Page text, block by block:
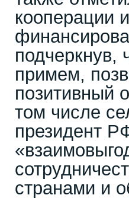
кооперации
подчеркнув,
примем,
позитивный
том числе
президент
странами и